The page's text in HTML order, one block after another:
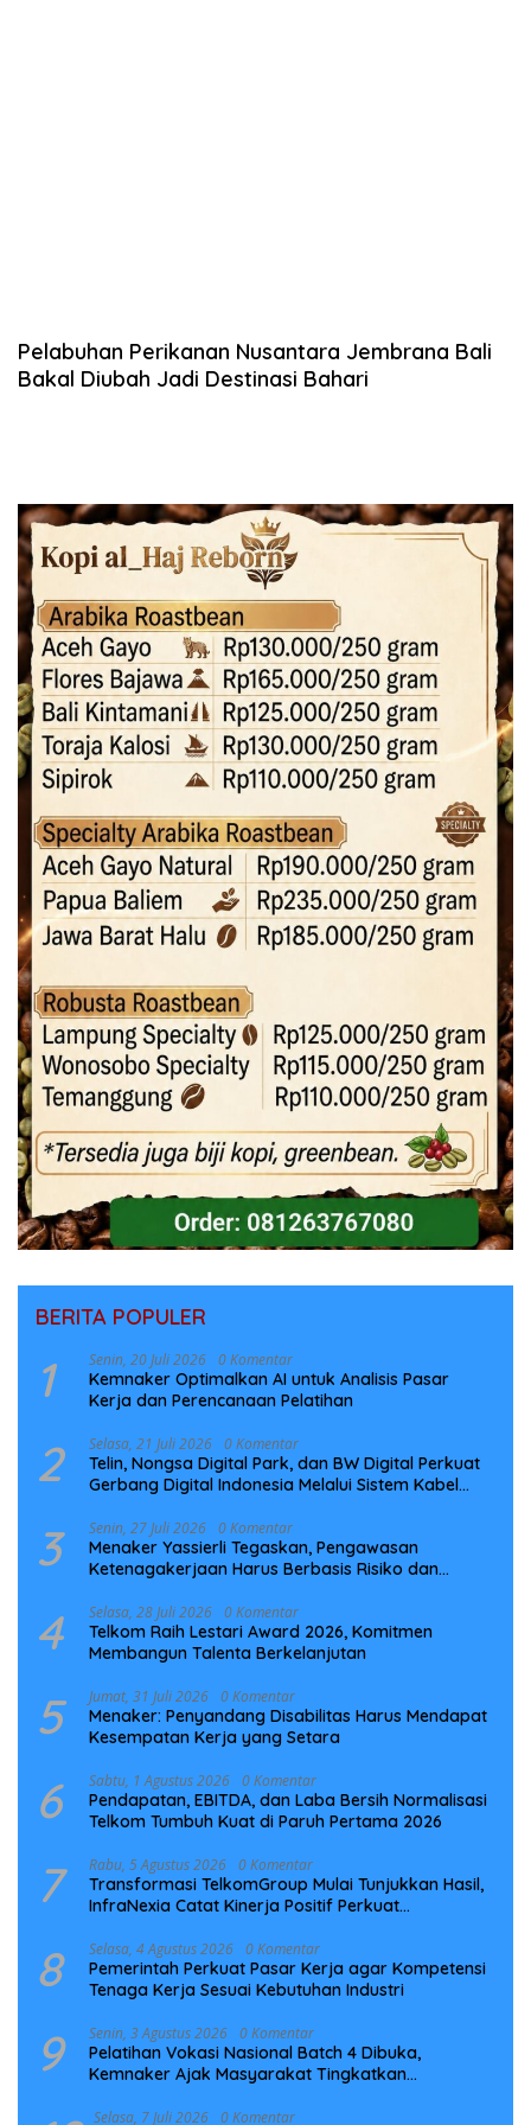
Pelabuhan Perikanan Nusantara Jembrana Bali
Bakal Diubah Jadi Destinasi Bahari
BERITA POPULER
1 Senin, 20 Juli 2026 0 Komentar
Kemnaker Optimalkan AI untuk Analisis Pasar
Kerja dan Perencanaan Pelatihan
2 Selasa, 21 Juli 2026 0 Komentar
Telin, Nongsa Digital Park, dan BW Digital Perkuat
Gerbang Digital Indonesia Melalui Sistem Kabel
3 Senin, 27 Juli 2026 0 Komentar
Menaker Yassierli Tegaskan, Pengawasan
Ketenagakerjaan Harus Berbasis Risiko dan
4 Selasa, 28 Juli 2026 0 Komentar
Telkom Raih Lestari Award 2026, Komitmen
Membangun Talenta Berkelanjutan
5 Jumat, 31 Juli 2026 0 Komentar
Menaker: Penyandang Disabilitas Harus Mendapat
Kesempatan Kerja yang Setara
6 Sabtu, 1 Agustus 2026 0 Komentar
Pendapatan, EBITDA, dan Laba Bersih Normalisasi
Telkom Tumbuh Kuat di Paruh Pertama 2026
7 Rabu, 5 Agustus 2026 0 Komentar
Transformasi TelkomGroup Mulai Tunjukkan Hasil,
InfraNexia Catat Kinerja Positif Perkuat
8 Selasa, 4 Agustus 2026 0 Komentar
Pemerintah Perkuat Pasar Kerja agar Kompetensi
Tenaga Kerja Sesuai Kebutuhan Industri
9 Senin, 3 Agustus 2026 0 Komentar
Pelatihan Vokasi Nasional Batch 4 Dibuka,
Kemnaker Ajak Masyarakat Tingkatkan
Selasa, 7 Juli 2026 0 Komentar